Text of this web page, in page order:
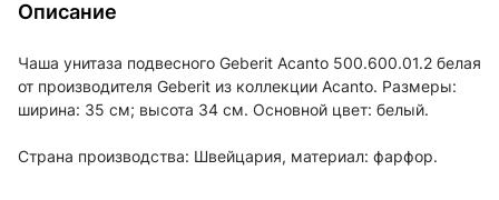
Описание
Чаша унитаза подвесного Geberit Acanto 500.600.01.2 белая
от производителя Geberit из коллекции Acanto. Размеры:
ширина: 35 см; высота 34 см. Основной цвет: белый.
Страна производства: Швейцария, материал: фарфор.